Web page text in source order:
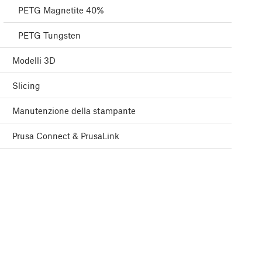
PETG Magnetite 40%
PETG Tungsten
Modelli 3D
Slicing
Manutenzione della stampante
Prusa Connect & PrusaLink